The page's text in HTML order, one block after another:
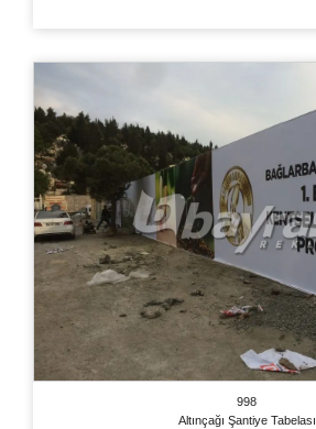
998
Altınçağı Şantiye Tabelası